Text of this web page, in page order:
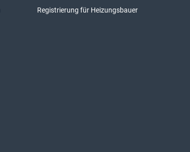
Registrierung für Heizungsbauer